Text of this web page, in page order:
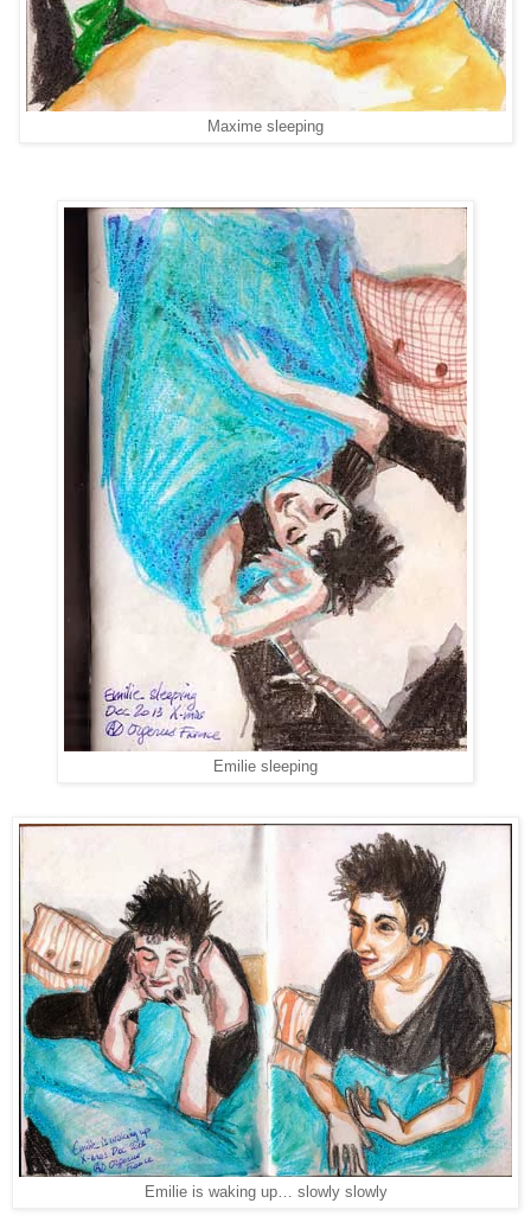
Maxime sleeping
Emilie sleeping
Emilie is waking up… slowly slowly